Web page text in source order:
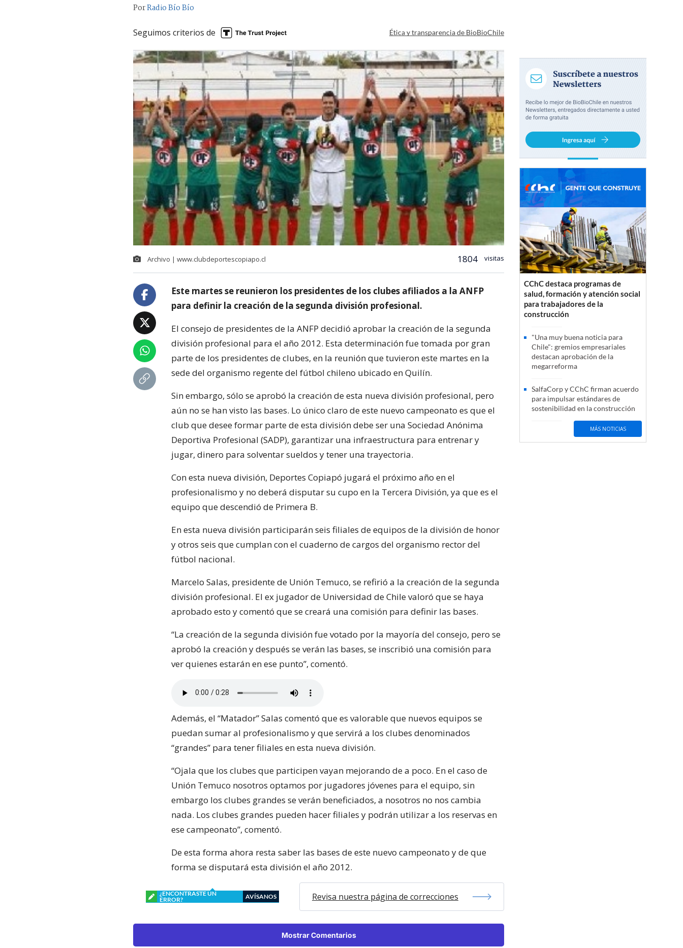
PorRadio Bío Bío
Seguimos criterios de Ética y transparencia de BioBioChile
Archivo | www.clubdeportescopiapo.cl 1804 visitas
Este martes se reunieron los presidentes de los clubes afiliados a la ANFP
para definir la creación de la segunda división profesional.
El consejo de presidentes de la ANFP decidió aprobar la creación de la segunda
división profesional para el año 2012. Esta determinación fue tomada por gran
parte de los presidentes de clubes, en la reunión que tuvieron este martes en la
sede del organismo regente del fútbol chileno ubicado en Quilín.
Sin embargo, sólo se aprobó la creación de esta nueva división profesional, pero
aún no se han visto las bases. Lo único claro de este nuevo campeonato es que el
club que desee formar parte de esta división debe ser una Sociedad Anónima
Deportiva Profesional (SADP), garantizar una infraestructura para entrenar y
jugar, dinero para solventar sueldos y tener una trayectoria.
Con esta nueva división, Deportes Copiapó jugará el próximo año en el
profesionalismo y no deberá disputar su cupo en la Tercera División, ya que es el
equipo que descendió de Primera B.
En esta nueva división participarán seis filiales de equipos de la división de honor
y otros seis que cumplan con el cuaderno de cargos del organismo rector del
fútbol nacional.
Marcelo Salas, presidente de Unión Temuco, se refirió a la creación de la segunda
división profesional. El ex jugador de Universidad de Chile valoró que se haya
aprobado esto y comentó que se creará una comisión para definir las bases.
“La creación de la segunda división fue votado por la mayoría del consejo, pero se
aprobó la creación y después se verán las bases, se inscribió una comisión para
ver quienes estarán en ese punto”, comentó.
Además, el “Matador” Salas comentó que es valorable que nuevos equipos se
puedan sumar al profesionalismo y que servirá a los clubes denominados
“grandes” para tener filiales en esta nueva división.
“Ojala que los clubes que participen vayan mejorando de a poco. En el caso de
Unión Temuco nosotros optamos por jugadores jóvenes para el equipo, sin
embargo los clubes grandes se verán beneficiados, a nosotros no nos cambia
nada. Los clubes grandes pueden hacer filiales y podrán utilizar a los reservas en
ese campeonato”, comentó.
De esta forma ahora resta saber las bases de este nuevo campeonato y de que
forma se disputará esta división el año 2012.
¿ENCONTRASTE UN
ERROR?
AVÍSANOS Revisa nuestra página de correcciones
Mostrar Comentarios
CChC destaca programas de
salud, formación y atención social
para trabajadores de la
construcción
"Una muy buena noticia para
Chile": gremios empresariales
destacan aprobación de la
megarreforma
SalfaCorp y CChC firman acuerdo
para impulsar estándares de
sostenibilidad en la construcción
MÁS NOTICIAS